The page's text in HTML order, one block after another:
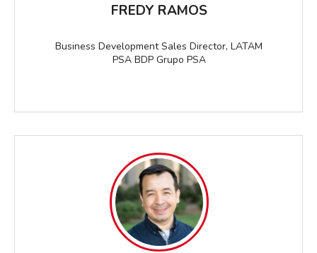
FREDY RAMOS
Business Development Sales Director, LATAM
PSA BDP Grupo PSA